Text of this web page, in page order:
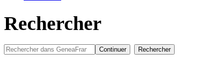
Rechercher